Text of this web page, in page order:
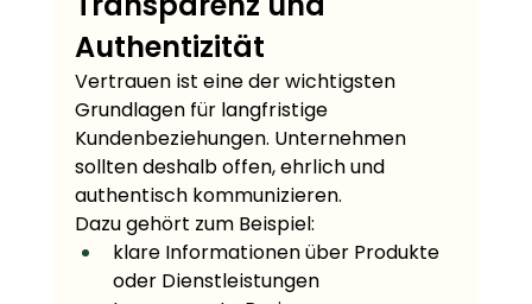
Authentizität
Vertrauen ist eine der wichtigsten
Grundlagen für langfristige
Kundenbeziehungen. Unternehmen
sollten deshalb offen, ehrlich und
authentisch kommunizieren.
Dazu gehört zum Beispiel:
klare Informationen über Produkte
oder Dienstleistungen